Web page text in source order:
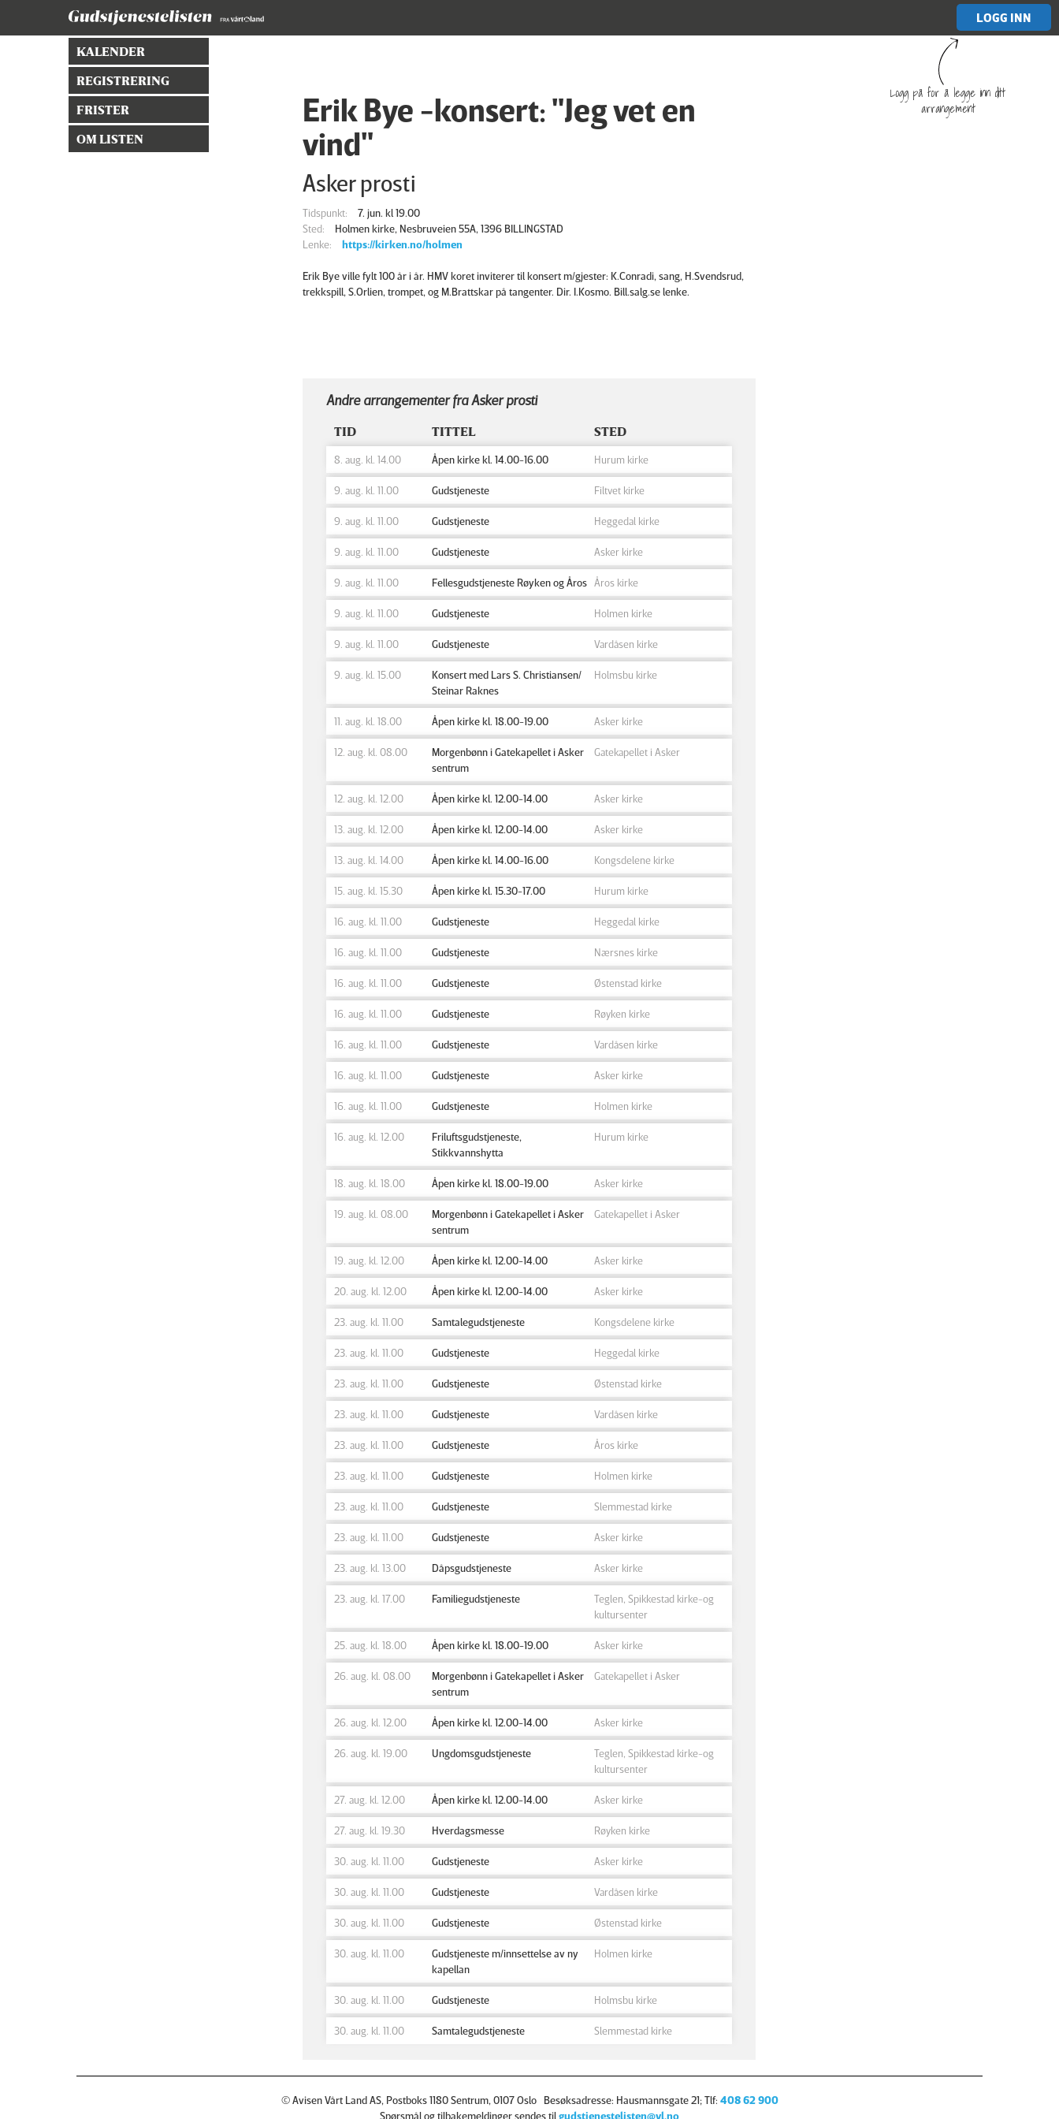
LOGG INN
Logg på for å legge inn ditt
arrangement
KALENDER
REGISTRERING
FRISTER
OM LISTEN
Erik Bye -konsert: "Jeg vet en
vind"
Asker prosti
Tidspunkt:
7. jun. kl 19.00
Sted:
Holmen kirke, Nesbruveien 55A, 1396 BILLINGSTAD
Lenke:
https://kirken.no/holmen
Erik Bye ville fylt 100 år i år. HMV koret inviterer til konsert m/gjester: K.Conradi, sang, H.Svendsrud,
trekkspill, S.Orlien, trompet, og M.Brattskar på tangenter. Dir. I.Kosmo. Bill.salg.se lenke.
Andre arrangementer fra Asker prosti
TID TITTEL STED
8. aug. kl. 14.00 Åpen kirke kl. 14.00-16.00 Hurum kirke
9. aug. kl. 11.00 Gudstjeneste Filtvet kirke
9. aug. kl. 11.00 Gudstjeneste Heggedal kirke
9. aug. kl. 11.00 Gudstjeneste Asker kirke
9. aug. kl. 11.00 Fellesgudstjeneste Røyken og Åros Åros kirke
9. aug. kl. 11.00 Gudstjeneste Holmen kirke
9. aug. kl. 11.00 Gudstjeneste Vardåsen kirke
9. aug. kl. 15.00
Konsert med Lars S. Christiansen/
Steinar Raknes
Holmsbu kirke
11. aug. kl. 18.00 Åpen kirke kl. 18.00-19.00 Asker kirke
12. aug. kl. 08.00
Morgenbønn i Gatekapellet i Asker
sentrum
Gatekapellet i Asker
12. aug. kl. 12.00 Åpen kirke kl. 12.00-14.00 Asker kirke
13. aug. kl. 12.00 Åpen kirke kl. 12.00-14.00 Asker kirke
13. aug. kl. 14.00 Åpen kirke kl. 14.00-16.00 Kongsdelene kirke
15. aug. kl. 15.30 Åpen kirke kl. 15.30-17.00 Hurum kirke
16. aug. kl. 11.00 Gudstjeneste Heggedal kirke
16. aug. kl. 11.00 Gudstjeneste Nærsnes kirke
16. aug. kl. 11.00 Gudstjeneste Østenstad kirke
16. aug. kl. 11.00 Gudstjeneste Røyken kirke
16. aug. kl. 11.00 Gudstjeneste Vardåsen kirke
16. aug. kl. 11.00 Gudstjeneste Asker kirke
16. aug. kl. 11.00 Gudstjeneste Holmen kirke
16. aug. kl. 12.00
Friluftsgudstjeneste,
Stikkvannshytta
Hurum kirke
18. aug. kl. 18.00 Åpen kirke kl. 18.00-19.00 Asker kirke
19. aug. kl. 08.00
Morgenbønn i Gatekapellet i Asker
sentrum
Gatekapellet i Asker
19. aug. kl. 12.00 Åpen kirke kl. 12.00-14.00 Asker kirke
20. aug. kl. 12.00 Åpen kirke kl. 12.00-14.00 Asker kirke
23. aug. kl. 11.00 Samtalegudstjeneste Kongsdelene kirke
23. aug. kl. 11.00 Gudstjeneste Heggedal kirke
23. aug. kl. 11.00 Gudstjeneste Østenstad kirke
23. aug. kl. 11.00 Gudstjeneste Vardåsen kirke
23. aug. kl. 11.00 Gudstjeneste Åros kirke
23. aug. kl. 11.00 Gudstjeneste Holmen kirke
23. aug. kl. 11.00 Gudstjeneste Slemmestad kirke
23. aug. kl. 11.00 Gudstjeneste Asker kirke
23. aug. kl. 13.00 Dåpsgudstjeneste Asker kirke
23. aug. kl. 17.00 Familiegudstjeneste
Teglen, Spikkestad kirke-og
kultursenter
25. aug. kl. 18.00 Åpen kirke kl. 18.00-19.00 Asker kirke
26. aug. kl. 08.00
Morgenbønn i Gatekapellet i Asker
sentrum
Gatekapellet i Asker
26. aug. kl. 12.00 Åpen kirke kl. 12.00-14.00 Asker kirke
26. aug. kl. 19.00 Ungdomsgudstjeneste
Teglen, Spikkestad kirke-og
kultursenter
27. aug. kl. 12.00 Åpen kirke kl. 12.00-14.00 Asker kirke
27. aug. kl. 19.30 Hverdagsmesse Røyken kirke
30. aug. kl. 11.00 Gudstjeneste Asker kirke
30. aug. kl. 11.00 Gudstjeneste Vardåsen kirke
30. aug. kl. 11.00 Gudstjeneste Østenstad kirke
30. aug. kl. 11.00
Gudstjeneste m/innsettelse av ny
kapellan
Holmen kirke
30. aug. kl. 11.00 Gudstjeneste Holmsbu kirke
30. aug. kl. 11.00 Samtalegudstjeneste Slemmestad kirke
© Avisen Vårt Land AS, Postboks 1180 Sentrum, 0107 Oslo Besøksadresse: Hausmannsgate 21; Tlf: 408 62 900
Spørsmål og tilbakemeldinger sendes tilgudstjenestelisten@vl.no